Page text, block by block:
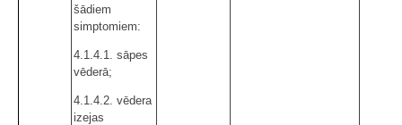
šādiem
simptomiem:
4.1.4.1. sāpes
vēderā;
4.1.4.2. vēdera
izejas